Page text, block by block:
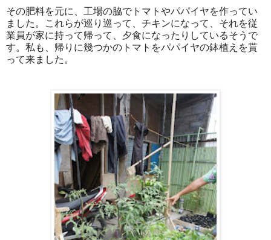
その肥料を元に、工場の脇でトマトやパパイヤを作ってい
ました。これらが巡り巡って、チキンになって、それを従
業員が家に持って帰って、夕食になったりしているそうで
す。私も、帰りに幾つかのトマトをパパイヤの鉢植えを貰
って来ました。